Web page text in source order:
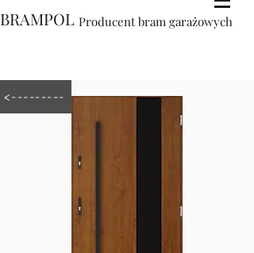
Producent bram garażowych
BRAMPOL
<---------